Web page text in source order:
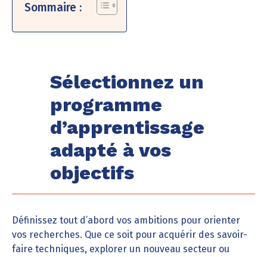
Sommaire :
Sélectionnez un
programme
d’apprentissage
adapté à vos
objectifs
Définissez tout d’abord vos ambitions pour orienter
vos recherches. Que ce soit pour acquérir des savoir-
faire techniques, explorer un nouveau secteur ou